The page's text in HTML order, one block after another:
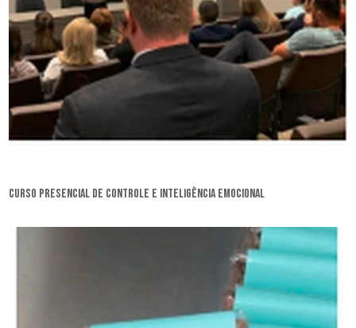
curso presencial de controle e inteligência emocional